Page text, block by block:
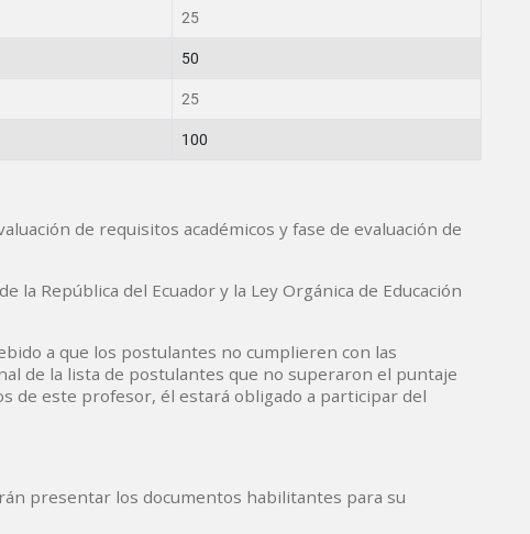
25
50
25
100
de requisitos académicos y fase de evaluación de
República del Ecuador y la Ley Orgánica de Educación
a que los postulantes no cumplieren con las
de la lista de postulantes que no superaron el puntaje
de este profesor, él estará obligado a participar del
presentar los documentos habilitantes para su